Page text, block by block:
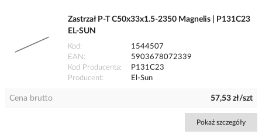
Zastrzał P-T C50x33x1.5-2350 Magnelis | P131C23
EL-SUN
Kod
1544507
EAN
5903678072339
Kod Producenta
P131C23
Producent
El-Sun
Cena brutto 57,53 zł/szt
Pokaż szczegóły